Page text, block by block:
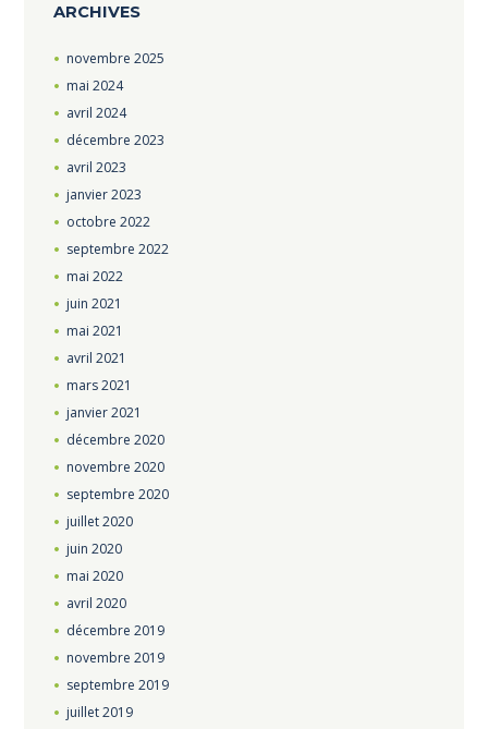
ARCHIVES
novembre 2025
mai 2024
avril 2024
décembre 2023
avril 2023
janvier2023
octobre 2022
septembre 2022
mai 2022
juin 2021
mai 2021
avril 2021
mars2021
janvier2021
décembre 2020
novembre 2020
septembre 2020
juillet2020
juin 2020
mai 2020
avril 2020
décembre 2019
novembre 2019
septembre 2019
juillet2019